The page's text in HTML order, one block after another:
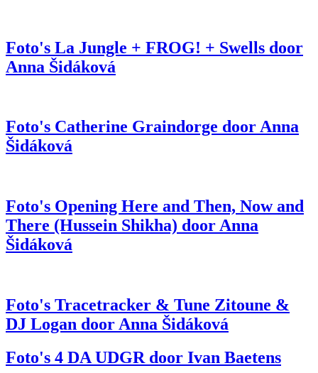
Foto's La Jungle + FROG! + Swells door
Anna Šidáková
Foto's Catherine Graindorge door Anna
Šidáková
Foto's Opening Here and Then, Now and
There (Hussein Shikha) door Anna
Šidáková
Foto's Tracetracker & Tune Zitoune &
DJ Logan door Anna Šidáková
Foto's 4 DA UDGR door Ivan Baetens